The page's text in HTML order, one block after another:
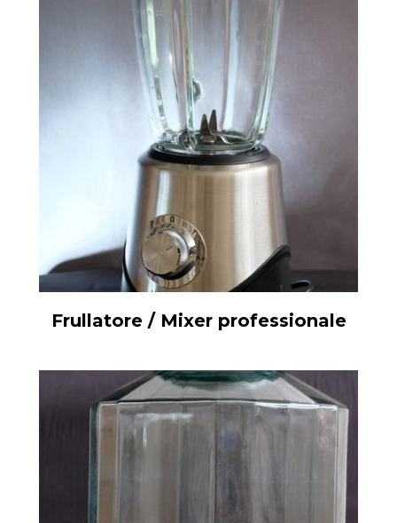
Frullatore / Mixer professionale